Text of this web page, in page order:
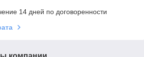
14 дней по договоренности